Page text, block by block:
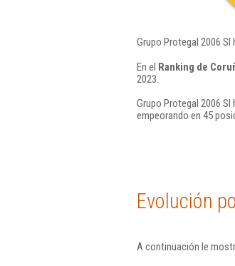
Grupo Protegal 2006
En el Ranking de
2023.
Grupo Protegal 2006
empeorando en 45
Evolución
A continuación le